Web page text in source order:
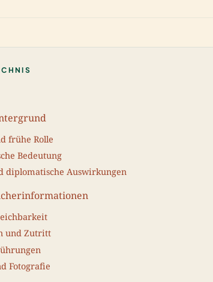
frühe Rolle
Bedeutung
diplomatische Auswirkungen
und Zutritt
Fotografie